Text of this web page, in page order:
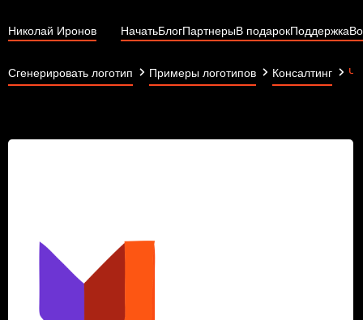
Николай Иронов НачатьБлогПартнерыВ подарокПоддержка
Сгенерировать логотип Примеры логотипов Консалтинг